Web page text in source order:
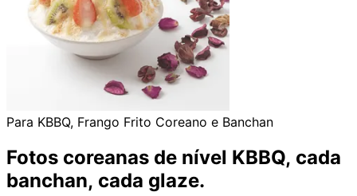
Para KBBQ, Frango Frito Coreano e Banchan
Fotos coreanas de nível KBBQ, cada
banchan, cada glaze.